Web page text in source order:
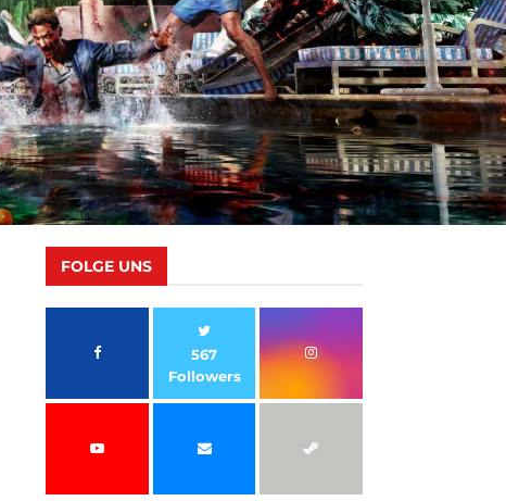
FOLGE UNS
567
Followers